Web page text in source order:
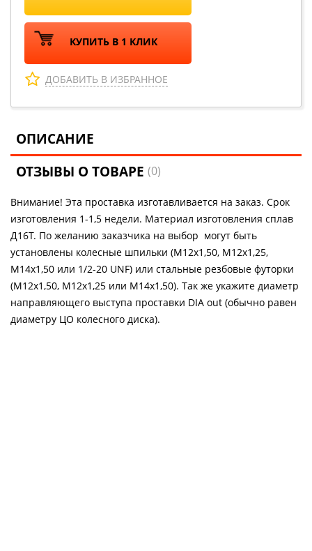
КУПИТЬ В 1 КЛИК
ДОБАВИТЬ В ИЗБРАННОЕ
ОПИСАНИЕ
ОТЗЫВЫ О ТОВАРЕ(0)
Внимание! Эта проставка изготавливается на заказ. Срок
изготовления 1-1,5 недели. Материал изготовления сплав
Д16Т. По желанию заказчика на выбор могут быть
установлены колесные шпильки (М12х1,50, М12х1,25,
М14х1,50 или 1/2-20 UNF) или стальные резбовые футорки
(М12х1,50, М12х1,25 или М14х1,50). Так же укажите диаметр
направляющего выступа проставки DIA out (обычно равен
диаметру ЦО колесного диска).